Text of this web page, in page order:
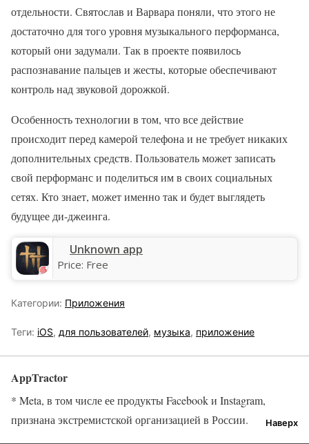
отдельности. Святослав и Варвара поняли, что этого не
достаточно для того уровня музыкального перформанса,
который они задумали. Так в проекте появилось
распознавание пальцев и жесты, которые обеспечивают
контроль над звуковой дорожкой.
Особенность технологии в том, что все действие
происходит перед камерой телефона и не требует никаких
дополнительных средств. Пользователь может записать
свой перформанс и поделиться им в своих социальных
сетях. Кто знает, может именно так и будет выглядеть
будущее ди-джеинга.
Unknown app
Price: Free
Категории: Приложения
Теги: iOS, для пользователей, музыка, приложение
AppTractor
Наверх
* Meta, в том числе ее продукты Facebook и Instagram,
признана экстремистской организацией в России.